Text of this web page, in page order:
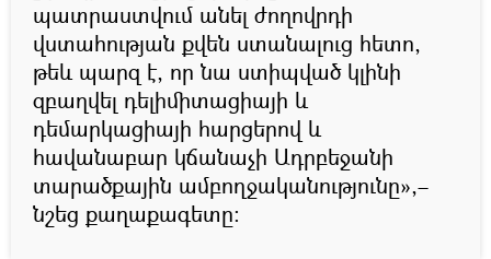
պատրաստվում անել ժողովրդի
վստահության քվեն ստանալուց հետո,
թեև պարզ է, որ նա ստիպված կլինի
զբաղվել դելիմիտացիայի և
դեմարկացիայի հարցերով և
հավանաբար կճանաչի Ադրբեջանի
տարածքային ամբողջականությունը»,–
նշեց քաղաքագետը։